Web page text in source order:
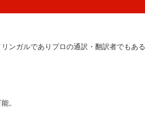
ンガルでありプロの通訳・翻訳者でもある
。